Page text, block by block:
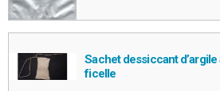
Sachet dessiccant d’argile
ficelle